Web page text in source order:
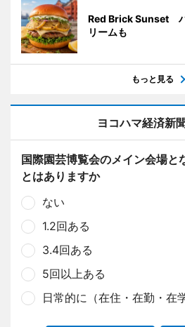
Red Brick Sunset
リームも
もっと見る
ヨコハマ経済新
国際園芸博覧会のメイン会場と
とはありますか
ない
1.2回ある
3.4回ある
5回以上ある
日常的に（在住・在勤・在